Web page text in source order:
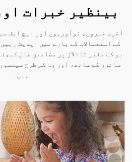
بینظیر خبرات
آخری خبروں، نوآوریوں اور ایچ ایف
کے استعمالات کے بارے میں اپدیٹ
بو کے بغیر ٹائلاز پر مضامین جان
سائزز کے ساتھ، اور وہ کس طرح
ہیں۔